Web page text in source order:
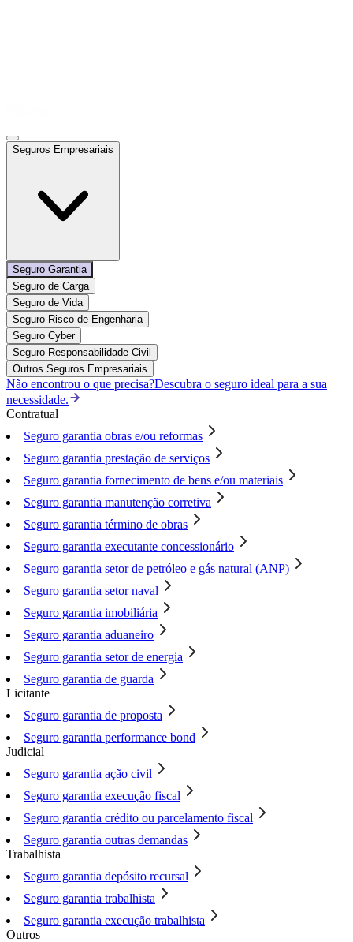
Seguros Empresariais
Seguro Garantia
Seguro de Carga
Seguro de Vida
Seguro Risco de Engenharia
Seguro Cyber
Seguro Responsabilidade Civil
Outros Seguros Empresariais
Não encontrou o que precisa?Descubra o seguro ideal para a sua
necessidade.
Contratual
Seguro garantia obras e/ou reformas
Seguro garantia prestação de serviços
Seguro garantia fornecimento de bens e/ou materiais
Seguro garantia manutenção corretiva
Seguro garantia término de obras
Seguro garantia executante concessionário
Seguro garantia setor de petróleo e gás natural (ANP)
Seguro garantia setor naval
Seguro garantia imobiliária
Seguro garantia aduaneiro
Seguro garantia setor de energia
Seguro garantia de guarda
Licitante
Seguro garantia de proposta
Seguro garantia performance bond
Judicial
Seguro garantia ação civil
Seguro garantia execução fiscal
Seguro garantia crédito ou parcelamento fiscal
Seguro garantia outras demandas
Trabalhista
Seguro garantia depósito recursal
Seguro garantia trabalhista
Seguro garantia execução trabalhista
Outros